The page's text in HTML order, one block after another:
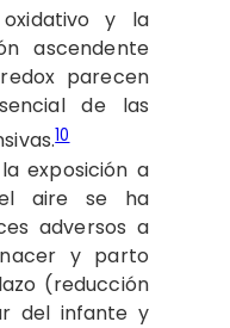
y la
ascendente
parecen
de las
10
exposición a
aire se ha
adversos a
y parto
(reducción
del infante y